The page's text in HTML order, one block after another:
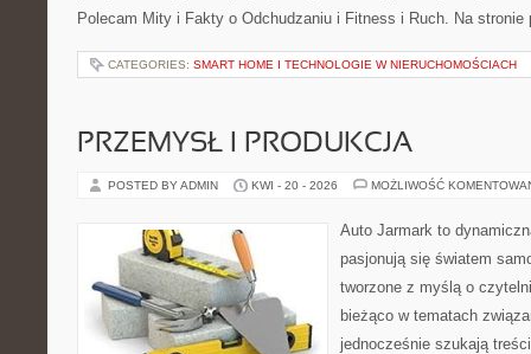
Polecam Mity i Fakty o Odchudzaniu i Fitness i Ruch. Na
CATEGORIES: SMART HOME I TECHNOLOGIE W NIERUCHOMOŚCIACH
PRZEMYSŁ I PRODUKCJA
POSTED BY ADMIN KWI - 20 - 2026 MOŻLIWOŚĆ
Auto Jarmark to
pasjonują się światem
tworzone z myślą o
bieżąco w tematach
jednocześnie szukają